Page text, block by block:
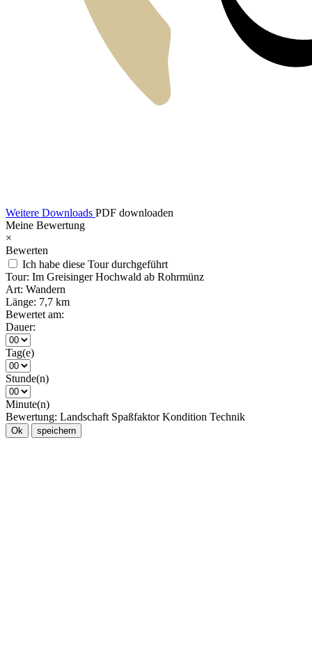
Weitere Downloads PDF downloaden
Meine Bewertung
×
Bewerten
Ich habe diese Tour durchgeführt
Tour: Im Greisinger Hochwald ab Rohrmünz
Art: Wandern
Länge: 7,7 km
Bewertet am:
Dauer:
Tag(e)
Stunde(n)
Minute(n)
Bewertung: Landschaft Spaßfaktor Kondition Technik
Ok speichern